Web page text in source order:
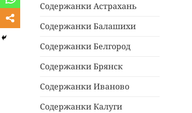
Содержанки Астрахань
Содержанки Балашихи
Содержанки Белгород
Содержанки Брянск
Содержанки Иваново
Содержанки Калуги